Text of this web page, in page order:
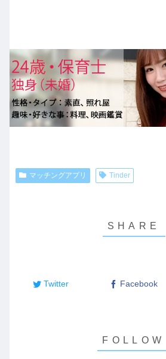
マッチングアプリ Tinder
Twitter Facebook